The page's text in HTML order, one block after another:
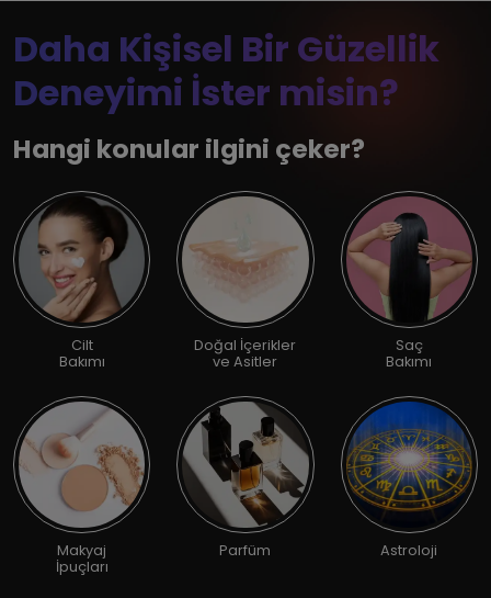
Daha Kişisel Bir Güzellik
Deneyimi İster misin?
Hangi konular ilgini çeker?
Cilt
Bakımı
Doğal İçerikler
ve Asitler
Saç
Bakımı
Makyaj
İpuçları
Parfüm Astroloji